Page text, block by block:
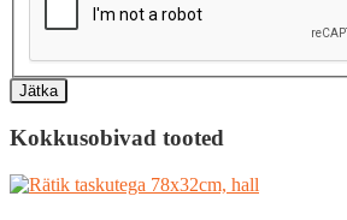
Jätka
Kokkusobivad tooted